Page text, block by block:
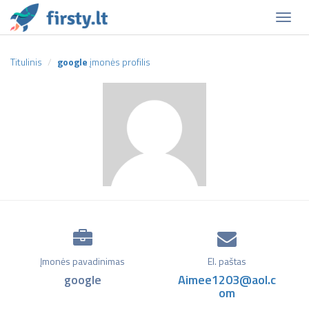
Titulinis google įmonės profilis
Įmonės pavadinimas
google
El. paštas
Aimee1203@aol.c
om